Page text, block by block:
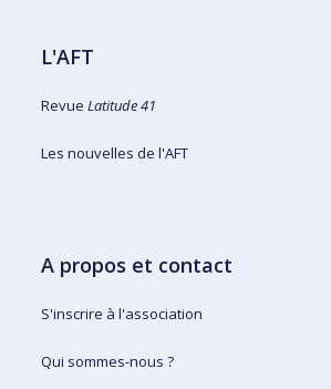
L'AFT
RevueLatitude 41
Les nouvelles de l'AFT
A propos et contact
S'inscrire à l'association
Qui sommes-nous ?